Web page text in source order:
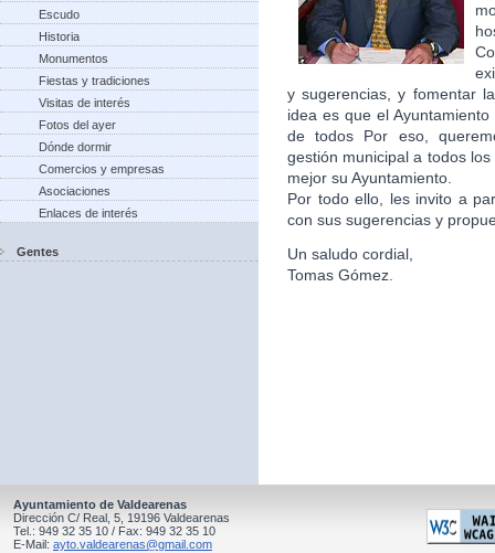
Escudo
Historia
Monumentos
Fiestas y tradiciones
Visitas de interés
Fotos del ayer
Dónde dormir
Comercios y empresas
Asociaciones
Enlaces de interés
Gentes
y sugerencias, y fomentar
idea es que el
de todos Por eso,
gestión municipal a todos
mejor su Ayuntamiento.
Por todo ello, les invito a
con sus sugerencias y
Un saludo cordial,
Tomas Gómez.
Ayuntamiento de Valdearenas
Dirección C/ Real, 5, 19196 Valdearenas
Tel.: 949 32 35 10 / Fax: 949 32 35 10
E-Mail: ayto.valdearenas@gmail.com